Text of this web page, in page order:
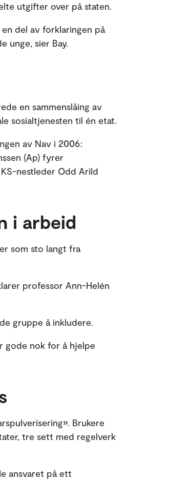
utgifter over på staten.
del av forklaringen på
unge, sier Bay.
en sammenslåing av
sosialtjenesten til én etat.
av Nav i 2006:
(Ap) fyrer
nestleder Odd Arild
i arbeid
som sto langt fra
professor Ann-Helén
gruppe å inkludere.
gode nok for å hjelpe
Brukere
tre sett med regelverk
ansvaret på ett